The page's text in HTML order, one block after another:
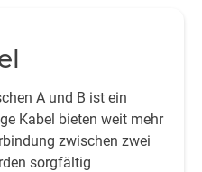
A und B ist ein
Kabel bieten weit mehr
zwischen zwei
sorgfältig